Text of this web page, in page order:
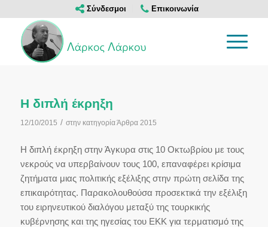
Σύνδεσμοι Επικοινωνία
Η διπλή έκρηξη
12/10/2015 / στην κατηγορίαΆρθρα 2015
Η διπλή έκρηξη στην Άγκυρα στις 10 Οκτωβρίου με τους
νεκρούς να υπερβαίνουν τους 100, επαναφέρει κρίσιμα
ζητήματα μιας πολιτικής εξέλιξης στην πρώτη σελίδα της
επικαιρότητας. Παρακολουθούσα προσεκτικά την εξέλιξη
του ειρηνευτικού διαλόγου μεταξύ της τουρκικής
κυβέρνησης και της ηγεσίας του ΕΚΚ για τερματισμό της